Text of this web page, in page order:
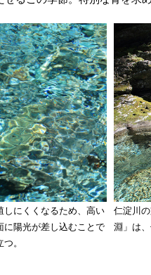
にくくなるため、高い
陽光が差し込むことで
。
仁淀川
淵」は